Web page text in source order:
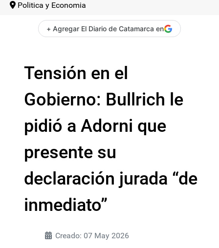
Politica y Economia
+ Agregar El Diario de Catamarca en
Tensión en el
Gobierno: Bullrich le
pidió a Adorni que
presente su
declaración jurada “de
inmediato”
Creado: 07 May 2026